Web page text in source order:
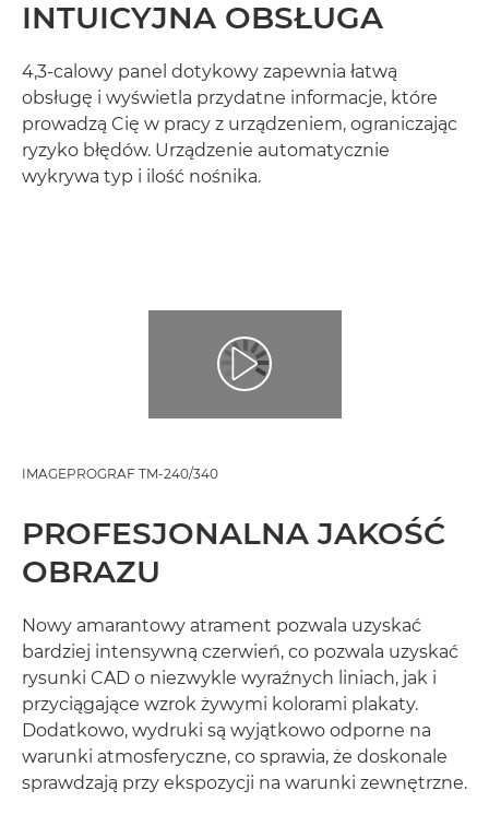
INTUICYJNA OBSŁUGA
4,3-calowy panel dotykowy zapewnia łatwą
obsługę i wyświetla przydatne informacje, które
prowadzą Cię w pracy z urządzeniem, ograniczając
ryzyko błędów. Urządzenie automatycznie
wykrywa typ i ilość nośnika.
IMAGEPROGRAF TM-240/340
PROFESJONALNA JAKOŚĆ
OBRAZU
Nowy amarantowy atrament pozwala uzyskać
bardziej intensywną czerwień, co pozwala uzyskać
rysunki CAD o niezwykle wyraźnych liniach, jak i
przyciągające wzrok żywymi kolorami plakaty.
Dodatkowo, wydruki są wyjątkowo odporne na
warunki atmosferyczne, co sprawia, że doskonale
sprawdzają przy ekspozycji na warunki zewnętrzne.